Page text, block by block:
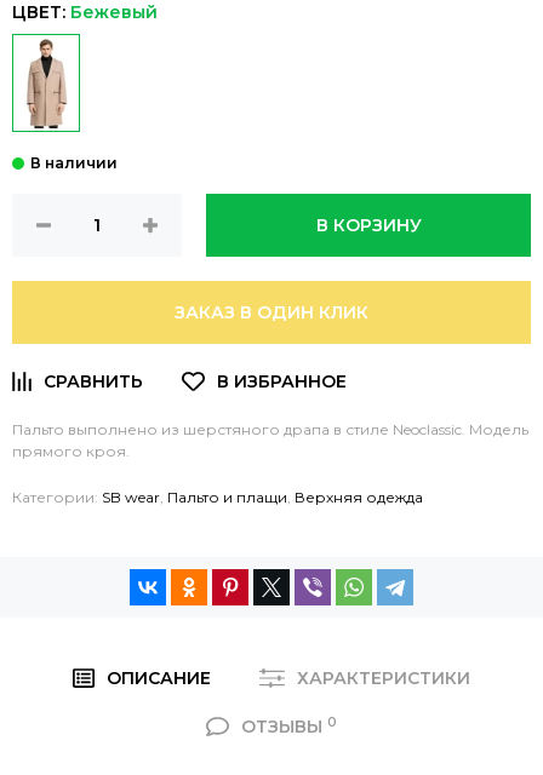
ЦВЕТ: Бежевый
В КОРЗИНУ
ЗАКАЗ В ОДИН КЛИК
Пальто выполнено из шерстяного драпа в стиле Neoclassic. Модель
прямого кроя.
Категории: SB wear, Пальто и плащи, Верхняя одежда
ОПИСАНИЕ ХАРАКТЕРИСТИКИ
ОТЗЫВЫ 0